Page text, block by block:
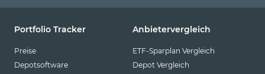
Portfolio Tracker
Preise
Depotsoftware
Anbietervergleich
ETF-Sparplan Vergleich
Depot Vergleich